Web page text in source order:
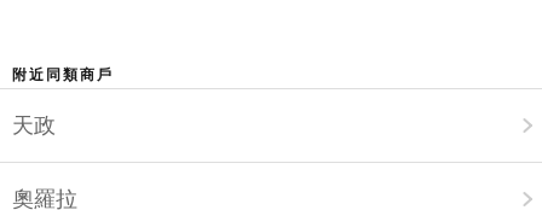
附近同類商戶
天政
奧羅拉